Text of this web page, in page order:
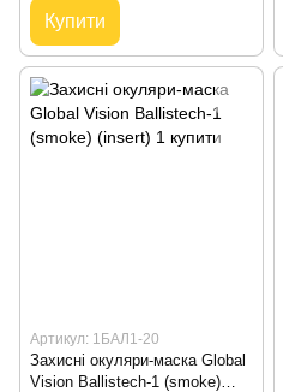
"шкіри"
Купити
Артикул: 1БАЛ1-20
Захисні окуляри-маска Global
Vision Ballistech-1 (smoke)